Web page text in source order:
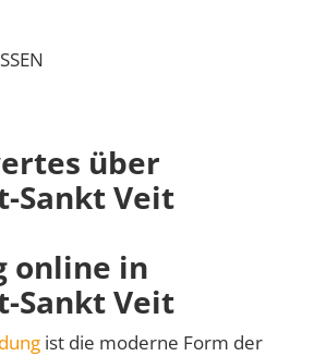
über
Sankt Veit
online in
Sankt Veit
ist die moderne Form der